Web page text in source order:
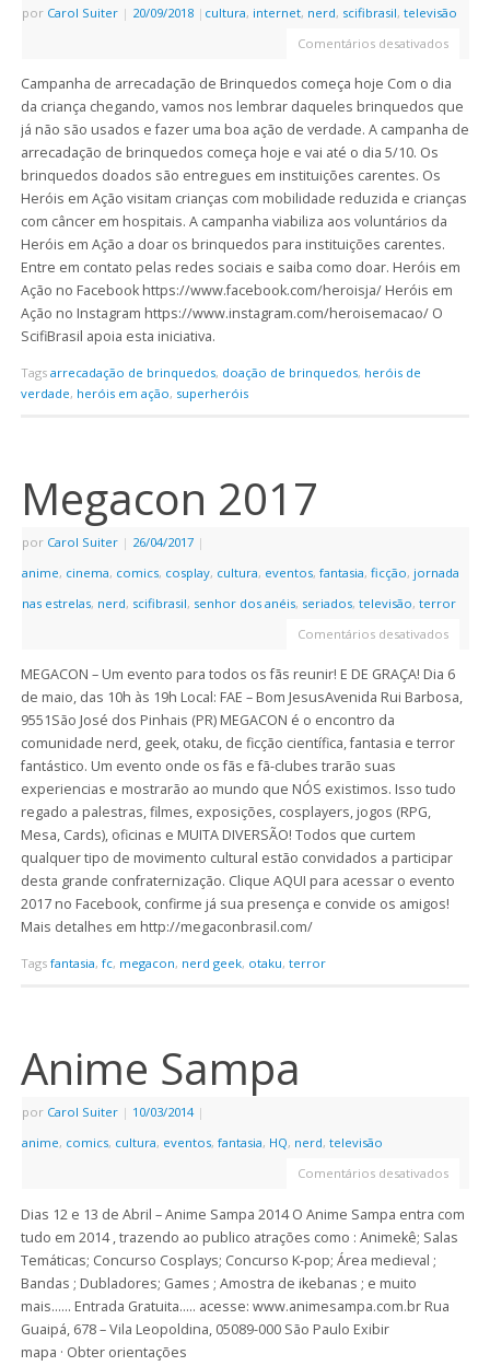
por Carol Suiter | 20/09/2018 | cultura, internet, nerd, scifibrasil, televisão
Comentários desativados
Campanha de arrecadação de Brinquedos começa hoje Com o dia
da criança chegando, vamos nos lembrar daqueles brinquedos que
já não são usados e fazer uma boa ação de verdade. A campanha de
arrecadação de brinquedos começa hoje e vai até o dia 5/10. Os
brinquedos doados são entregues em instituições carentes. Os
Heróis em Ação visitam crianças com mobilidade reduzida e crianças
com câncer em hospitais. A campanha viabiliza aos voluntários da
Heróis em Ação a doar os brinquedos para instituições carentes.
Entre em contato pelas redes sociais e saiba como doar. Heróis em
Ação no Facebook https://www.facebook.com/heroisja/ Heróis em
Ação no Instagram https://www.instagram.com/heroisemacao/ O
ScifiBrasil apoia esta iniciativa.
Tags arrecadação de brinquedos, doação de brinquedos, heróis de
verdade, heróis em ação, superheróis
Megacon 2017
por Carol Suiter | 26/04/2017 |
anime, cinema, comics, cosplay, cultura, eventos, fantasia, ficção, jornada
nas estrelas, nerd, scifibrasil, senhor dos anéis, seriados, televisão, terror
Comentários desativados
MEGACON – Um evento para todos os fãs reunir! E DE GRAÇA! Dia 6
de maio, das 10h às 19h Local: FAE – Bom JesusAvenida Rui Barbosa,
9551São José dos Pinhais (PR) MEGACON é o encontro da
comunidade nerd, geek, otaku, de ficção científica, fantasia e terror
fantástico. Um evento onde os fãs e fã-clubes trarão suas
experiencias e mostrarão ao mundo que NÓS existimos. Isso tudo
regado a palestras, filmes, exposições, cosplayers, jogos (RPG,
Mesa, Cards), oficinas e MUITA DIVERSÃO! Todos que curtem
qualquer tipo de movimento cultural estão convidados a participar
desta grande confraternização. Clique AQUI para acessar o evento
2017 no Facebook, confirme já sua presença e convide os amigos!
Mais detalhes em http://megaconbrasil.com/
Tags fantasia, fc, megacon, nerd geek, otaku, terror
Anime Sampa
por Carol Suiter | 10/03/2014 |
anime, comics, cultura, eventos, fantasia, HQ, nerd, televisão
Comentários desativados
Dias 12 e 13 de Abril – Anime Sampa 2014 O Anime Sampa entra com
tudo em 2014 , trazendo ao publico atrações como : Animekê; Salas
Temáticas; Concurso Cosplays; Concurso K-pop; Área medieval ;
Bandas ; Dubladores; Games ; Amostra de ikebanas ; e muito
mais…… Entrada Gratuita….. acesse: www.animesampa.com.br Rua
Guaipá, 678 – Vila Leopoldina, 05089-000 São Paulo Exibir
mapa · Obter orientações